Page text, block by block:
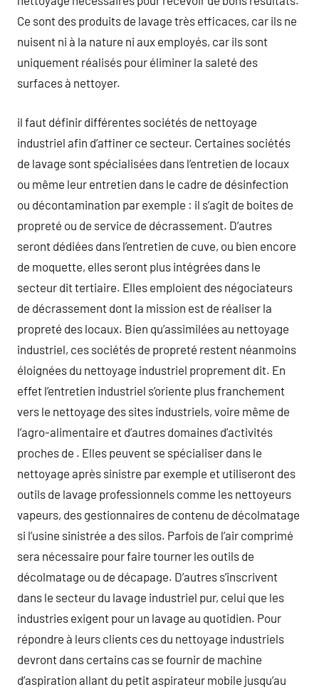
Ce sont des produits de lavage très efficaces, car ils ne
nuisent ni à la nature ni aux employés, car ils sont
uniquement réalisés pour éliminer la saleté des
surfaces à nettoyer.
il faut définir différentes sociétés de nettoyage
industriel afin d’affiner ce secteur. Certaines sociétés
de lavage sont spécialisées dans l’entretien de locaux
ou même leur entretien dans le cadre de désinfection
ou décontamination par exemple : il s’agit de boites de
propreté ou de service de décrassement. D’autres
seront dédiées dans l’entretien de cuve, ou bien encore
de moquette, elles seront plus intégrées dans le
secteur dit tertiaire. Elles emploient des négociateurs
de décrassement dont la mission est de réaliser la
propreté des locaux. Bien qu’assimilées au nettoyage
industriel, ces sociétés de propreté restent néanmoins
éloignées du nettoyage industriel proprement dit. En
effet l’entretien industriel s’oriente plus franchement
vers le nettoyage des sites industriels, voire même de
l’agro-alimentaire et d’autres domaines d’activités
proches de . Elles peuvent se spécialiser dans le
nettoyage après sinistre par exemple et utiliseront des
outils de lavage professionnels comme les nettoyeurs
vapeurs, des gestionnaires de contenu de décolmatage
si l’usine sinistrée a des silos. Parfois de l’air comprimé
sera nécessaire pour faire tourner les outils de
décolmatage ou de décapage. D’autres s’inscrivent
dans le secteur du lavage industriel pur, celui que les
industries exigent pour un lavage au quotidien. Pour
répondre à leurs clients ces du nettoyage industriels
devront dans certains cas se fournir de machine
d’aspiration allant du petit aspirateur mobile jusqu’au